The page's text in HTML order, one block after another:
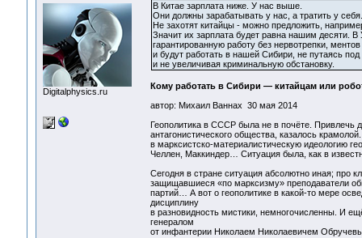
Digitalphysics.ru
В Китае зарплата ниже. У нас выше.
Они должны зарабатывать у нас, а тратить у себя.
Не захотят китайцы - можно предложить,
Значит их зарплата будет равна нашим десяти.
гарантированную работу без нервотрепки,
и будут работать в нашей Сибири, не путаясь
и не увеличивая криминальную обстановку.
Кому работать в Сибири — китайцам или
автор: Михаил Ваннах 30 мая 2014
Геополитика в СССР была не в почёте. Привлечь
антагонистического общества, казалось
в марксистско-материалистическую идеологию
Челлен, Маккиндер… Ситуация была, как в
Сегодня в стране ситуация абсолютно иная; про
защищавшиеся «по марксизму» преподаватели
партий… А вот о геополитике в какой-то мере
дисциплину
в разновидность мистики, немногочисленны. И
генералом
от инфантерии Николаем Николаевичем